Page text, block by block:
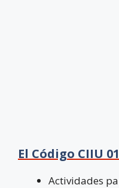
El Código CIIU
Actividades